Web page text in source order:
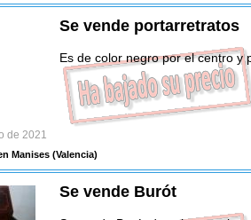
Se vende portarretratos
Es de color negro por el centro y
de 2021
Manises(Valencia)
Se vende Burót